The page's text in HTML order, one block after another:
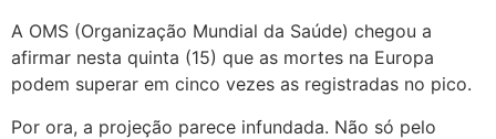
A OMS (Organização Mundial da Saúde) chegou a
afirmar nesta quinta (15) que as mortes na Europa
podem superar em cinco vezes as registradas no pico.
Por ora, a projeção parece infundada. Não só pelo